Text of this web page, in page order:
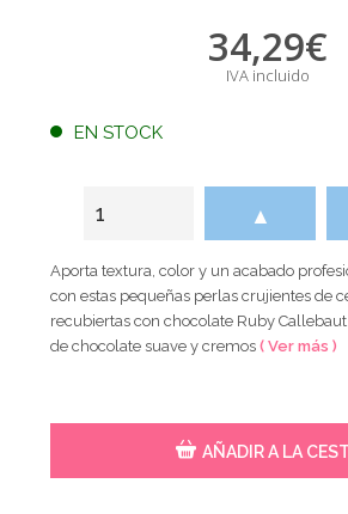
34,29€
IVA incluido
EN STOCK
▲
Aporta textura, color y un acabado
con estas pequeñas perlas crujientes de
recubiertas con chocolate Ruby
de chocolate suave y cremos( Ver más )
AÑADIR A LA